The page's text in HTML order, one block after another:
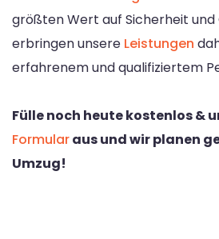
größten Wert auf Sicherheit und
erbringen unsere Leistungen
erfahrenem und qualifiziertem
Fülle noch heute kostenlos &
Formularaus und wir planen
Umzug!